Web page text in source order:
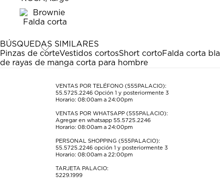
el
artículo
con
estrella
Esta
acción
abrirá
formulario
el
artículo
con
estrellas.
Esta
acción
abrirá
formulario
de
el
estrellas.
Esta
acción
abrirá
formulario
de
estrellas.
Esta
acción
abrirá
formulario
de
Esta
acción
abrirá
formulario
de
envío.
BÚSQUEDAS SIMILARES
Pinzas de corteVestidos cortosShort cortoFalda corta
de rayas de manga corta para hombre
VENTAS POR TELÉFONO (555PALACIO):
55.5725.2246 Opción 1 y posteriormente 3
Horario: 08:00am a 24:00pm
VENTAS POR WHATSAPP (555PALACIO):
Agregar en whatsapp 55.5725.2246
Horario: 08:00am a 24:00pm
PERSONAL SHOPPING (555PALACIO):
55.5725.2246 opción 1 y posteriormente 3
Horario: 08:00am a 22:00pm
TARJETA PALACIO:
5229.1999